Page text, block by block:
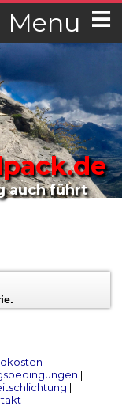
Menu
auch führt
|
|
|